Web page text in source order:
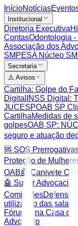
InícioNotícias
Institucional
Diretoria Executiva
ContasOdontologia
Associação dos
SMPESA Núcleo
Secretaria
⚠️ Avisos
Cartilha: Golpe do
Digital
INSS Digital:
JUCESPOAB SP
CartilhaMedidas de
golpesOAB SP:
seguro e atuação
🆘 SOS
Proteção de
OAB🤖 Canivete
🤖 Super Advocacia
Comissões
utilização das salas
Fórum e na Casa da
Advogado